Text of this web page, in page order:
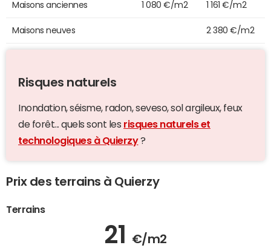
Maisons anciennes 1 080 €/m2 1 161 €/m2
Maisons neuves 2 380 €/m2
Risques naturels
Inondation, séisme, radon, seveso, sol argileux, feux
de forêt... quels sont les risques naturels et
technologiques à Quierzy?
Prix des terrains à Quierzy
Terrains
21 €/m2